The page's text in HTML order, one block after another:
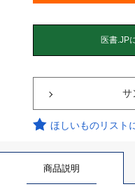
サ
ほしいものリスト
商品説明